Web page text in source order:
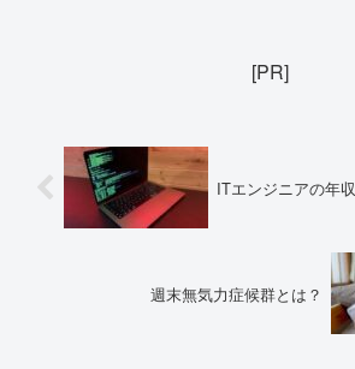
[PR]
ITエンジニアの年収
週末無気力症候群とは？